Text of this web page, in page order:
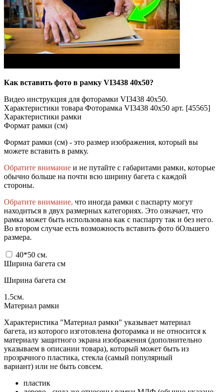
Как вставить фото в рамку VI3438 40x50?
Видео инструкция для фоторамки VI3438 40x50.
Характеристики товара Фоторамка VI3438 40x50 арт. [45565]
Характеристики рамки
Формат рамки (см)
Формат рамки (см) - это размер изображения, который вы
можете вставить в рамку.
Обратите внимание и не путайте с габаритами рамки, которые
обычно больше на почти всю ширину багета с каждой
стороны.
Обратите внимание, что иногда рамки с паспарту могут
находиться в двух размерных категориях. Это означает, что
рамка может быть использована как с паспарту так и без него.
Во втором случае есть возможность вставить фото бОльшего
размера.
40*50 см.
Ширина багета см
Ширина багета см
1.5см.
Материал рамки
Характеристика "Материал рамки" указывает материал
багета, из которого изготовлена фоторамка и не относится к
материалу защитного экрана изображения (дополнительно
указываем в описании товара), который может быть из
прозрачного пластика, стекла (самый популярный
вариант) или не быть совсем.
пластик